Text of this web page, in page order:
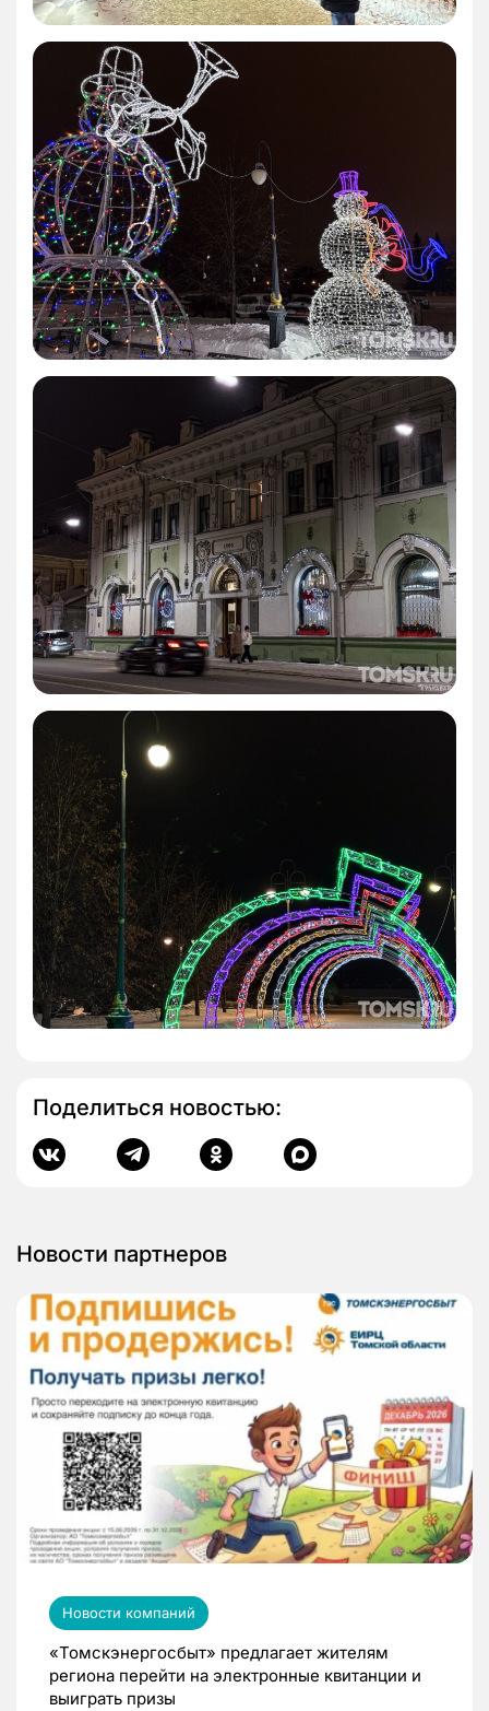
Поделиться новостью:
Новости партнеров
Новости компаний
«Томскэнергосбыт» предлагает жителям
региона перейти на электронные квитанции и
выиграть призы